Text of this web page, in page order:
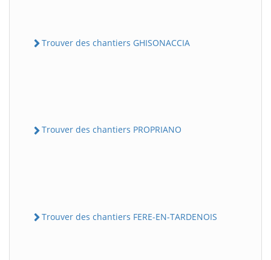
Trouver des chantiers GHISONACCIA
Trouver des chantiers PROPRIANO
Trouver des chantiers FERE-EN-TARDENOIS